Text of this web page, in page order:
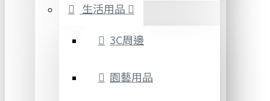
生活用品
3C周邊
園藝用品